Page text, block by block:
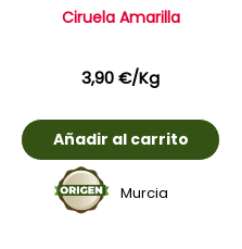
Ciruela Amarilla
3,90€/Kg
Añadir al carrito
Murcia